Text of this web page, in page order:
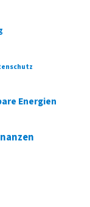
Energien